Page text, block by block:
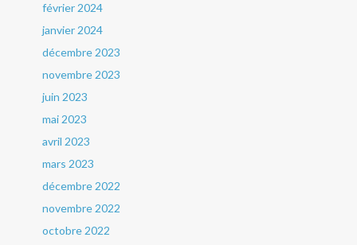
février 2024
janvier 2024
décembre 2023
novembre 2023
juin 2023
mai 2023
avril 2023
mars 2023
décembre 2022
novembre 2022
octobre 2022